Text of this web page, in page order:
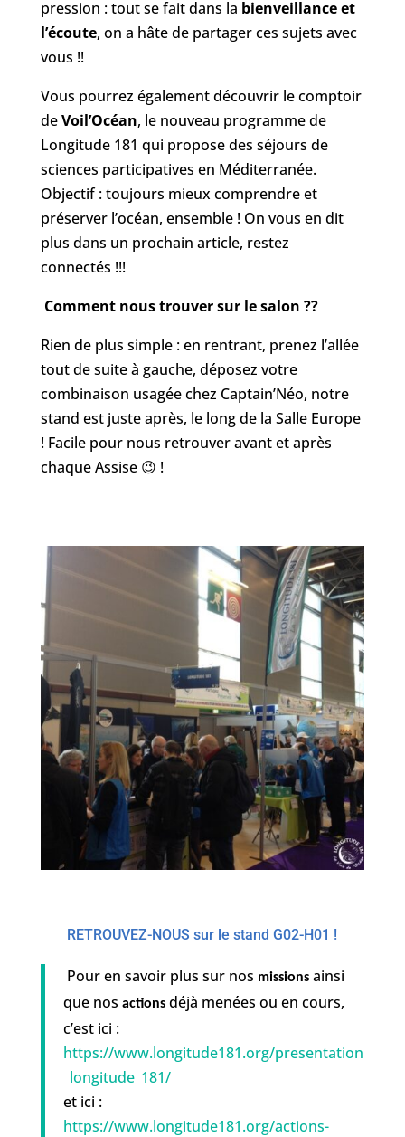
pression : tout se fait dans la bienveillance et
l’écoute, on a hâte de partager ces sujets avec
vous !!
Vous pourrez également découvrir le comptoir
deVoil’Océan, le nouveau programme de
Longitude 181 qui propose des séjours de
sciences participatives en Méditerranée.
Objectif : toujours mieux comprendre et
préserver l’océan, ensemble ! On vous en dit
plus dans un prochain article, restez
connectés !!!
Comment nous trouver sur le salon ??
Rien de plus simple : en rentrant, prenez l’allée
tout de suite à gauche, déposez votre
combinaison usagée chez Captain’Néo, notre
stand est juste après, le long de la Salle Europe
! Facile pour nous retrouver avant et après
chaque Assise 😉 !
RETROUVEZ-NOUS sur le stand G02-H01 !
Pour en savoir plus sur nos missionsainsi
que nos actionsdéjà menées ou en cours,
c’est ici :
https://www.longitude181.org/presentation
_longitude_181/
et ici :
https://www.longitude181.org/actions-